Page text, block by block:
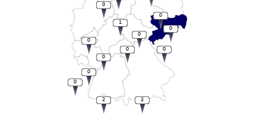
0
0
0
0
0
0
1
0
0
0
2
0
2